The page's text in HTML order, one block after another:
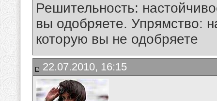
Решительность:
вы одобряете. Упрямство:
которую вы не одобряете
22.07.2010, 16:15